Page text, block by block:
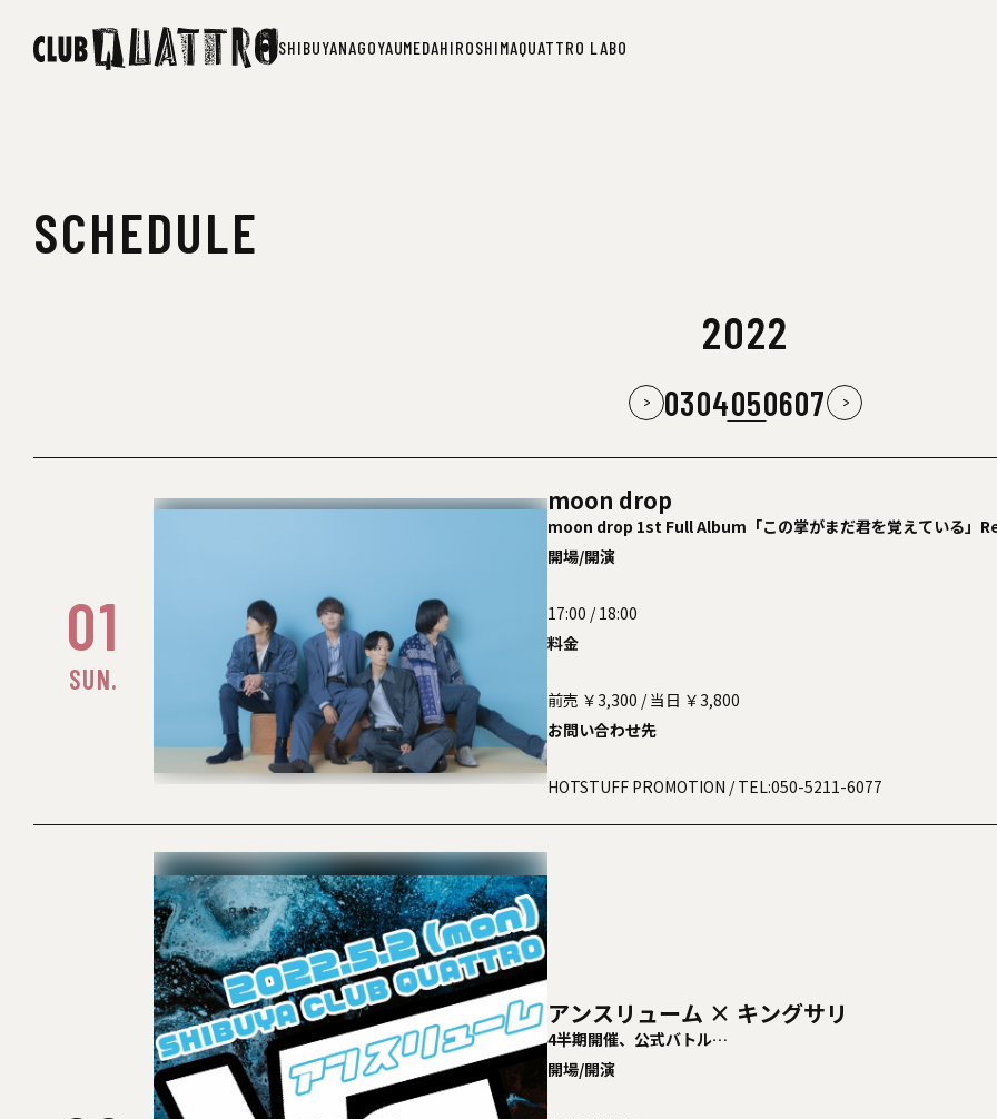
SHIBUYANAGOYAUMEDAHIROSHIMAQUATTRO LABO
SCHEDULE
2022
0304050607
01
SUN.
moon drop
moon drop 1st Full Album「この掌がまだ君を覚えている」
「あの街ラブストーリー」
開場/開演
17:00 / 18:00
料金
前売 ￥3,300 / 当日 ￥3,800
お問い合わせ先
HOTSTUFF PROMOTION / TEL:050-5211-6077
アンスリューム × キングサリ
4半期開催、公式バトル
「アンスリューム VSキングサリvol.1」
開場/開演
Oaiko FES 2026 winter